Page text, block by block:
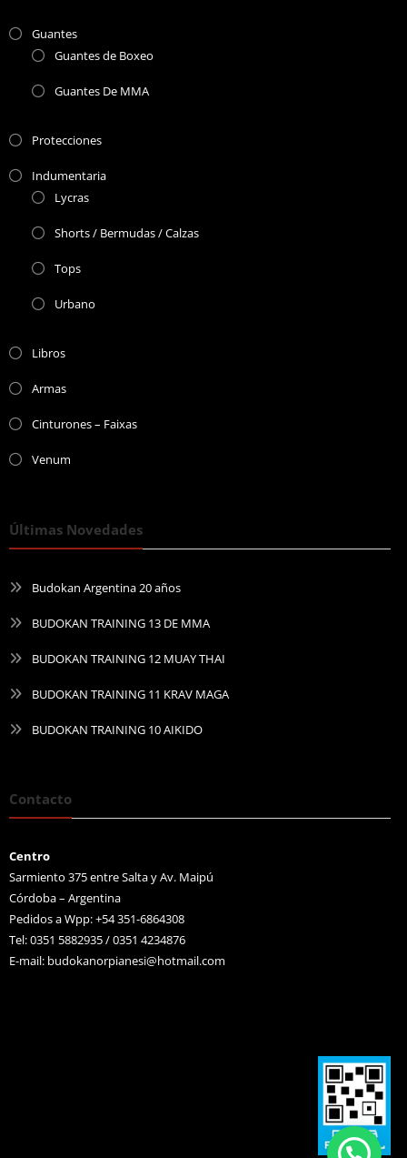
Guantes
Guantes de Boxeo
Guantes De MMA
Protecciones
Indumentaria
Lycras
Shorts / Bermudas / Calzas
Tops
Urbano
Libros
Armas
Cinturones – Faixas
Venum
Últimas Novedades
Budokan Argentina 20 años
BUDOKAN TRAINING 13 DE MMA
BUDOKAN TRAINING 12 MUAY THAI
BUDOKAN TRAINING 11 KRAV MAGA
BUDOKAN TRAINING 10 AIKIDO
Contacto
Centro
Sarmiento 375 entre Salta y Av. Maipú
Córdoba – Argentina
Pedidos a Wpp: +54 351-6864308
Tel: 0351 5882935 / 0351 4234876
E-mail: budokanorpianesi@hotmail.com